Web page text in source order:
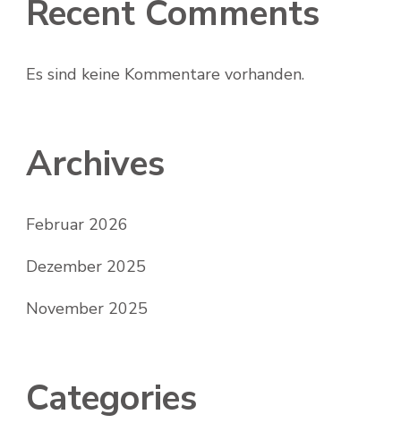
Recent Comments
Es sind keine Kommentare vorhanden.
Archives
Februar 2026
Dezember 2025
November 2025
Categories